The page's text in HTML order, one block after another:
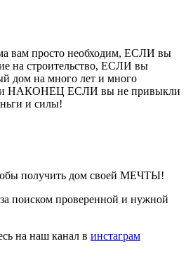
вам просто необходим, ЕСЛИ вы
на строительство, ЕСЛИ вы
дом на много лет и много
и НАКОНЕЦ ЕСЛИ вы не привыкли
и силы!
получить дом своей МЕЧТЫ!
поиском проверенной и нужной
на наш канал в инстаграм